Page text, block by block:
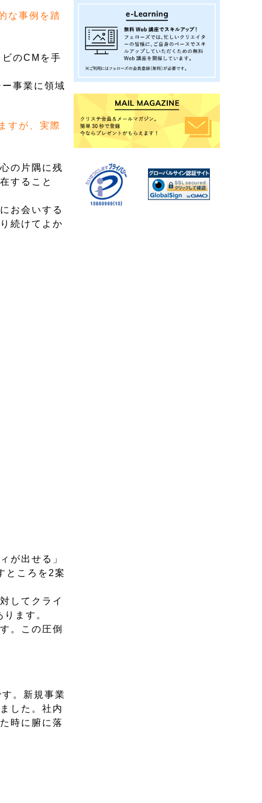
な事例を踏
のCMを手
事業に領域
すが、実際
の片隅に残
すること
お会いする
続けてよか
が出せる」
ところを2案
してクライ
ます。
。この圧倒
。新規事業
した。社内
時に腑に落